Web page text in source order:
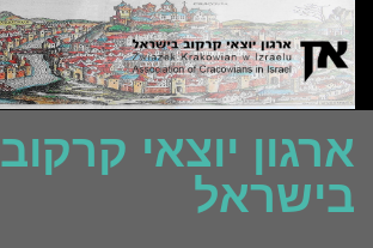
ארגון יוצאי קרקוב
בישראל